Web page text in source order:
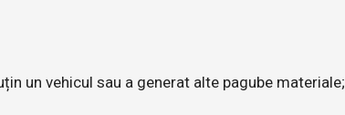
un vehicul sau a generat alte pagube materiale;